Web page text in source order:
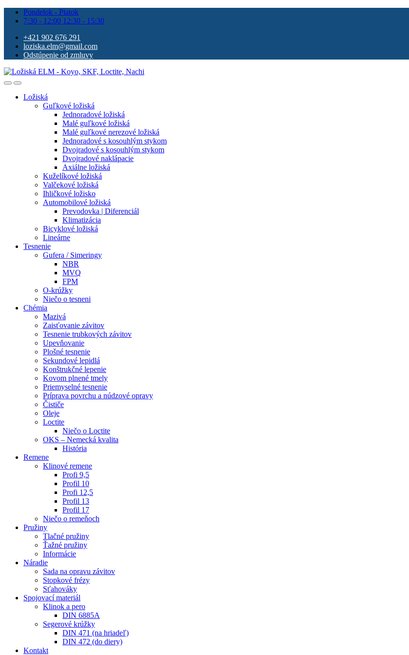
Pondelok - Piatok
7:30 - 12:00 12:30 - 15:30
+421 902 676 291
loziska.elm@gmail.com
Odstúpenie od zmluvy
Ložiská
Guľkové ložiská
Jednoradové ložiská
Malé guľkové ložiská
Malé guľkové nerezové ložiská
Jednoradové s kosouhlým stykom
Dvojradové s kosouhlým stykom
Dvojradové naklápacie
Axiálne ložiská
Kuželíkové ložiská
Valčekové ložiská
Ihličkové ložisko
Automobilové ložiská
Prevodovka | Diferenciál
Klimatizácia
Bicyklové ložiská
Lineárne
Tesnenie
Gufera / Simeringy
NBR
MVQ
FPM
O-krúžky
Niečo o tesneni
Chémia
Mazivá
Zaisťovanie závitov
Tesnenie trubkových závitov
Upevňovanie
Plošné tesnenie
Sekundové lepidlá
Konštrukčné lepenie
Kovom plnené tmely
Priemyselné tesnenie
Príprava povrchu a núdzové opravy
Čističe
Oleje
Loctite
Niečo o Loctite
OKS – Nemecká kvalita
História
Remene
Klinové remene
Profi 9,5
Profil 10
Profi 12,5
Profil 13
Profil 17
Niečo o remeňoch
Pružiny
Tlačné pružiny
Ťažné pružiny
Informácie
Náradie
Sada na opravu závitov
Stopkové frézy
Sťahováky
Spojovací materiál
Klinok a pero
DIN 6885A
Segerové krúžky
DIN 471 (na hriadeľ)
DIN 472 (do diery)
Kontakt